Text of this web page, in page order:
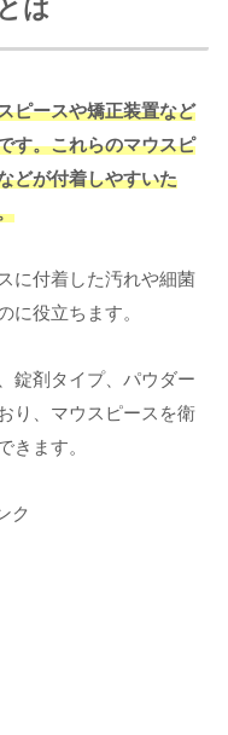
は
ピースや矯正装置など
す。これらのマウスピ
どが付着しやすいた
に付着した汚れや細菌
に役立ちます。
錠剤タイプ、パウダー
り、マウスピースを衛
きます。
ク